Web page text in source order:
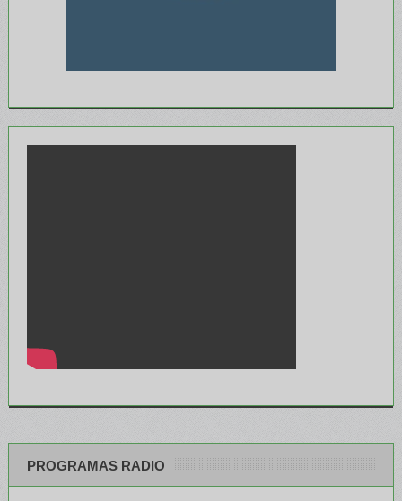
PROGRAMAS RADIO